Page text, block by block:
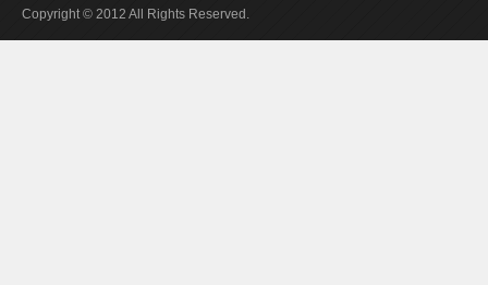
Copyright © 2012 All Rights Reserved.